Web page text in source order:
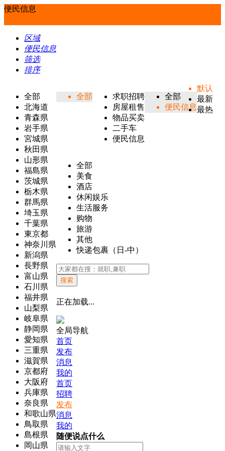
便民信息
区域
便民信息
筛选
排序
全部
北海道
青森県
岩手県
宮城県
秋田県
山形県
福島県
茨城県
栃木県
群馬県
埼玉県
千葉県
東京都
神奈川県
新潟県
長野県
富山県
石川県
福井県
山梨県
岐阜県
静岡県
愛知県
三重県
滋賀県
京都府
大阪府
兵庫県
奈良県
和歌山県
鳥取県
島根県
岡山県
全部
求职招聘
房屋租售
物品买卖
二手车
便民信息
全部
便民信息
全部
美食
酒店
休闲娱乐
生活服务
购物
旅游
其他
快递包裹（日-中）
默认
最新
最热
搜索
正在加载...
全局导航
首页
发布
消息
我的
首页
招聘
发布
消息
我的
随便说点什么